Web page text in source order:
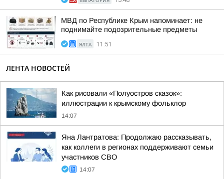
МВД по Республике Крым напоминает: не
поднимайте подозрительные предметы
ЯЛТА 11:51
ЛЕНТА НОВОСТЕЙ
Как рисовали «Полуостров сказок»:
иллюстрации к крымскому фольклор
14:07
Яна Лантратова: Продолжаю рассказывать,
как коллеги в регионах поддерживают семьи
участников СВО
14:07